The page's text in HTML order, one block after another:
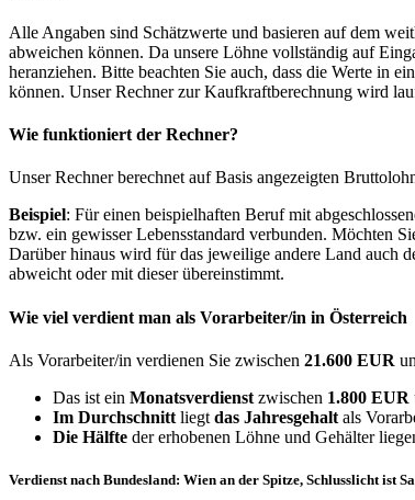
Alle Angaben sind Schätzwerte und basieren auf dem
abweichen können. Da unsere Löhne vollständig auf
heranziehen. Bitte beachten Sie auch, dass die Werte in
können. Unser Rechner zur Kaufkraftberechnung wird
Wie funktioniert der Rechner?
Unser Rechner berechnet auf Basis angezeigten
Beispiel: Für einen beispielhaften Beruf mit
bzw. ein gewisser Lebensstandard verbunden. Möchten
Darüber hinaus wird für das jeweilige andere Land auch
abweicht oder mit dieser übereinstimmt.
Wie viel verdient man als Vorarbeiter/in in Österreich
Als Vorarbeiter/in verdienen Sie zwischen 21.600 EUR
Das ist ein Monatsverdienst zwischen 1.800 EUR
Im Durchschnitt liegt das Jahresgehalt als
Die Hälfte der erhobenen Löhne und Gehälter
Verdienst nach Bundesland: Wien an der Spitze, Schlusslicht ist